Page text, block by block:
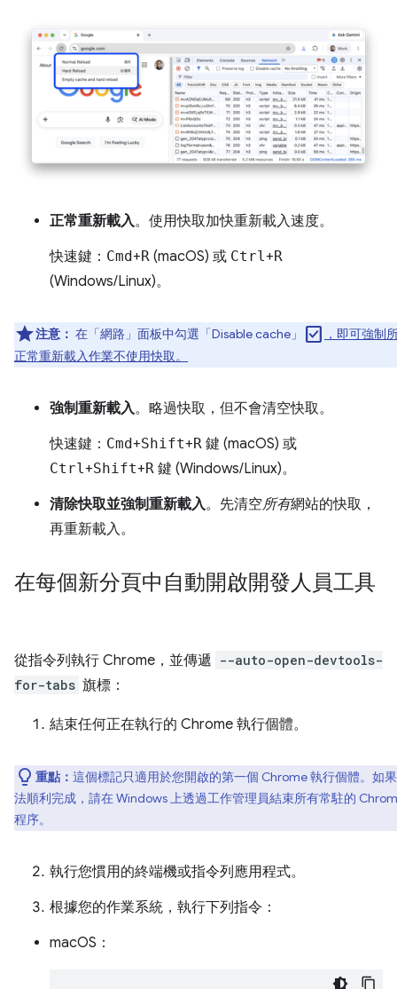
正常重新載入。使用快取加快重新載入速度。
快速鍵： Cmd+R (macOS) 或 Ctrl +R
(Windows/Linux)。
注意： 在「網路」 面板中勾選「Disable cache」 check_box ，即可強制
正常重新載入作業不使用快取。
強制重新載入。略過快取，但不會清空快取。
快速鍵： Cmd+Shift+R 鍵 (macOS) 或
Ctrl+Shift+R 鍵 (Windows/Linux)。
清除快取並強制重新載入。先清空所有網站的快取，
再重新載入。
在每個新分頁中自動開啟開發人員工具
從指令列執行 Chrome，並傳遞 --auto-open-devtools-
for-tabs 旗標：
結束任何正在執行的 Chrome 執行個體。
重點： 這個標記只適用於您開啟的第一個 Chrome 執行個體。如
法順利完成，請在 Windows 上透過工作管理員結束所有常駐的
程序。
執行您慣用的終端機或指令列應用程式。
根據您的作業系統，執行下列指令：
macOS：